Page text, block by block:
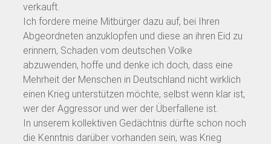
verkauft.
Ich fordere meine Mitbürger dazu auf, bei Ihren
Abgeordneten anzuklopfen und diese an ihren Eid zu
erinnern, Schaden vom deutschen Volke
abzuwenden, hoffe und denke ich doch, dass eine
Mehrheit der Menschen in Deutschland nicht wirklich
einen Krieg unterstützen möchte, selbst wenn klar ist,
wer der Aggressor und wer der Überfallene ist.
In unserem kollektiven Gedächtnis dürfte schon noch
die Kenntnis darüber vorhanden sein, was Krieg